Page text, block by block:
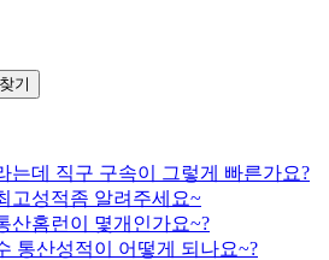
는데 직구 구속이 그렇게 빠른가요?
고성적좀 알려주세요~
산홈런이 몇개인가요~?
통산성적이 어떻게 되나요~?